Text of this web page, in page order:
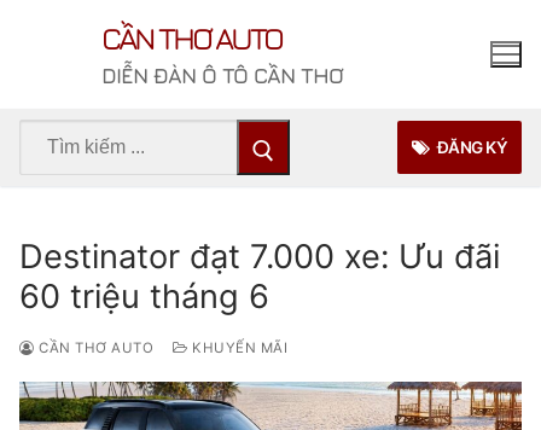
CẦN THƠ AUTO
DIỄN ĐÀN Ô TÔ CẦN THƠ
Tìm
ĐĂNG KÝ
Destinator đạt 7.000 xe: Ưu đãi
60 triệu tháng 6
CẦN THƠ AUTO KHUYẾN MÃI